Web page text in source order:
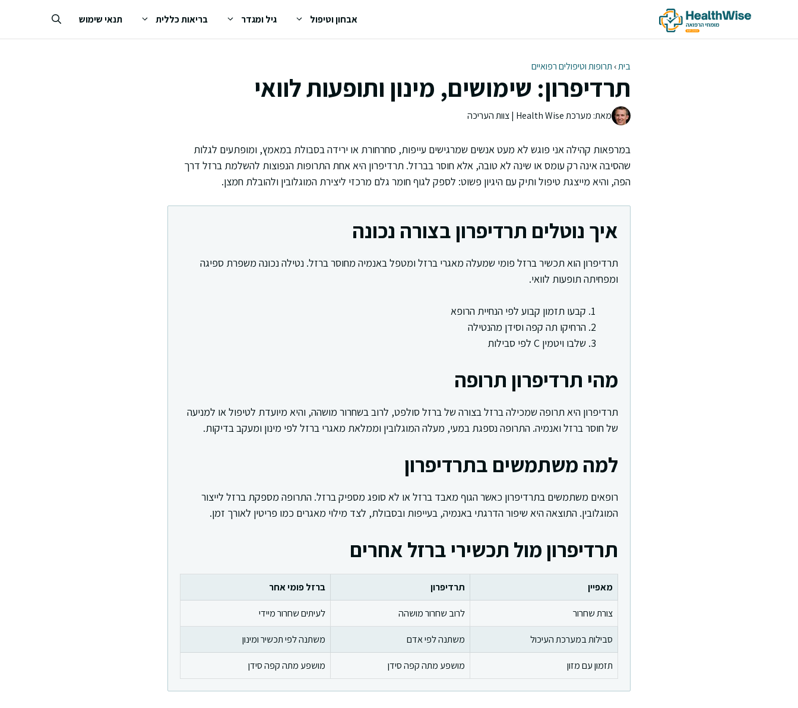
אבחון וטיפול גיל ומגדר בריאות כללית תנאי שימוש
בית› תרופות וטיפולים רפואיים
תרדיפרון: שימושים, מינון ותופעות לוואי
מאת: מערכת Health Wise | צוות העריכה
במרפאות קהילה אני פוגש לא מעט אנשים שמרגישים עייפות, סחרחורת או ירידה בסבולת במאמץ, ומופתעים לגלות
שהסיבה אינה רק עומס או שינה לא טובה, אלא חוסר בברזל. תרדיפרון היא אחת התרופות הנפוצות להשלמת ברזל דרך
הפה, והיא מייצגת טיפול ותיק עם היגיון פשוט: לספק לגוף חומר גלם מרכזי ליצירת המוגלובין ולהובלת חמצן.
איך נוטלים תרדיפרון בצורה נכונה
תרדיפרון הוא תכשיר ברזל פומי שמעלה מאגרי ברזל ומטפל באנמיה מחוסר ברזל. נטילה נכונה משפרת ספיגה
ומפחיתה תופעות לוואי.
קבעו תזמון קבוע לפי הנחיית הרופא
הרחיקו תה קפה וסידן מהנטילה
שלבו ויטמין C לפי סבילות
מהי תרדיפרון תרופה
תרדיפרון היא תרופה שמכילה ברזל בצורה של ברזל סולפט, לרוב בשחרור מושהה, והיא מיועדת לטיפול או למניעה
של חוסר ברזל ואנמיה. התרופה נספגת במעי, מעלה המוגלובין וממלאת מאגרי ברזל לפי מינון ומעקב בדיקות.
למה משתמשים בתרדיפרון
רופאים משתמשים בתרדיפרון כאשר הגוף מאבד ברזל או לא סופג מספיק ברזל. התרופה מספקת ברזל לייצור
המוגלובין. התוצאה היא שיפור הדרגתי באנמיה, בעייפות ובסבולת, לצד מילוי מאגרים כמו פריטין לאורך זמן.
תרדיפרון מול תכשירי ברזל אחרים
מאפיין תרדיפרון
ברזל פומי אחר
צורת שחרור
לרוב שחרור מושהה
לעיתים שחרור מיידי
סבילות במערכת העיכול
משתנה לפי אדם
משתנה לפי תכשיר ומינון
תזמון עם מזון
מושפע מתה קפה סידן מושפע מתה קפה סידן